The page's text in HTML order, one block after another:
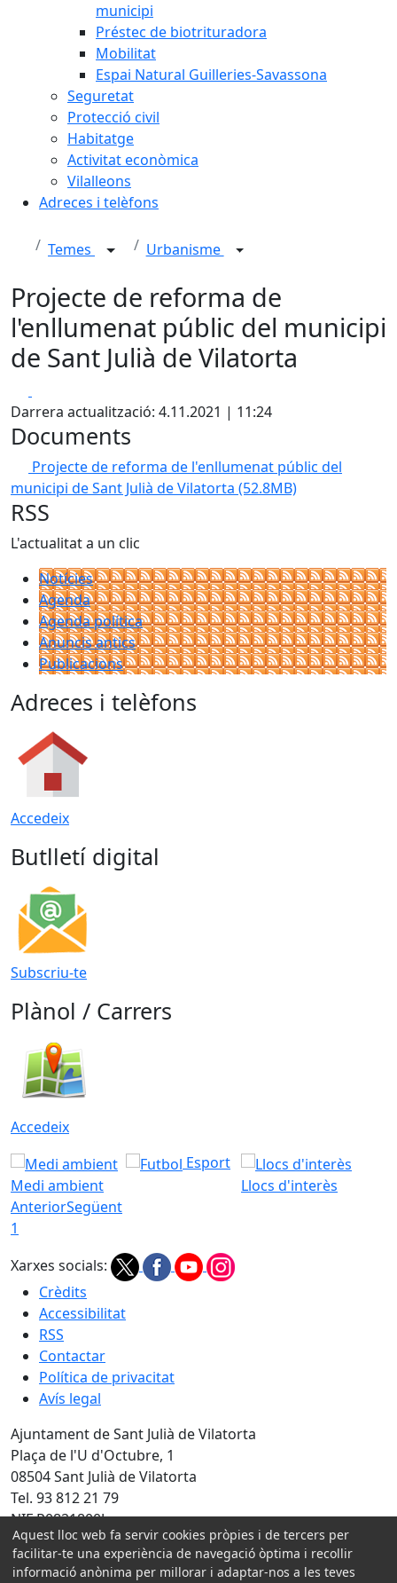
municipi
Préstec de biotrituradora
Mobilitat
Espai Natural Guilleries-Savassona
Seguretat
Protecció civil
Habitatge
Activitat econòmica
Vilalleons
Adreces i telèfons
Temes Urbanisme
Projecte de reforma de
l'enllumenat públic del municipi
de Sant Julià de Vilatorta
Darrera actualització: 4.11.2021 | 11:24
Documents
Projecte de reforma de l'enllumenat públic del
municipi de Sant Julià de Vilatorta (52.8MB)
RSS
L'actualitat a un clic
Notícies
Agenda
Agenda política
Anuncis antics
Publicacions
Adreces i telèfons
Accedeix
Butlletí digital
Subscriu-te
Plànol / Carrers
Accedeix
Medi ambient
Esport
Llocs d'interès
AnteriorSegüent
1
Xarxes socials:
Crèdits
Accessibilitat
RSS
Contactar
Política de privacitat
Avís legal
Ajuntament de Sant Julià de Vilatorta
Plaça de l'U d'Octubre, 1
08504 Sant Julià de Vilatorta
Tel. 93 812 21 79
NIF P0821800J
Amb la col·laboració de:
Aquest lloc web fa servir cookies pròpies i de tercers per
facilitar-te una experiència de navegació òptima i recollir
informació anònima per millorar i adaptar-nos a les teves